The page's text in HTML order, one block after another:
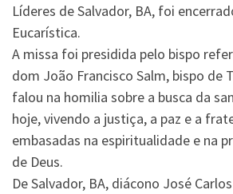
Líderes de Salvador, BA, foi
Eucarística.
A missa foi presidida pelo bispo
dom João Francisco Salm, bispo de
falou na homilia sobre a busca da
hoje, vivendo a justiça, a paz e a
embasadas na espiritualidade e na
de Deus.
De Salvador, BA, diácono José